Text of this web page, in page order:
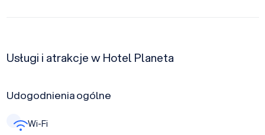
Usługi i atrakcje w Hotel Planeta
Udogodnienia ogólne
Wi-Fi